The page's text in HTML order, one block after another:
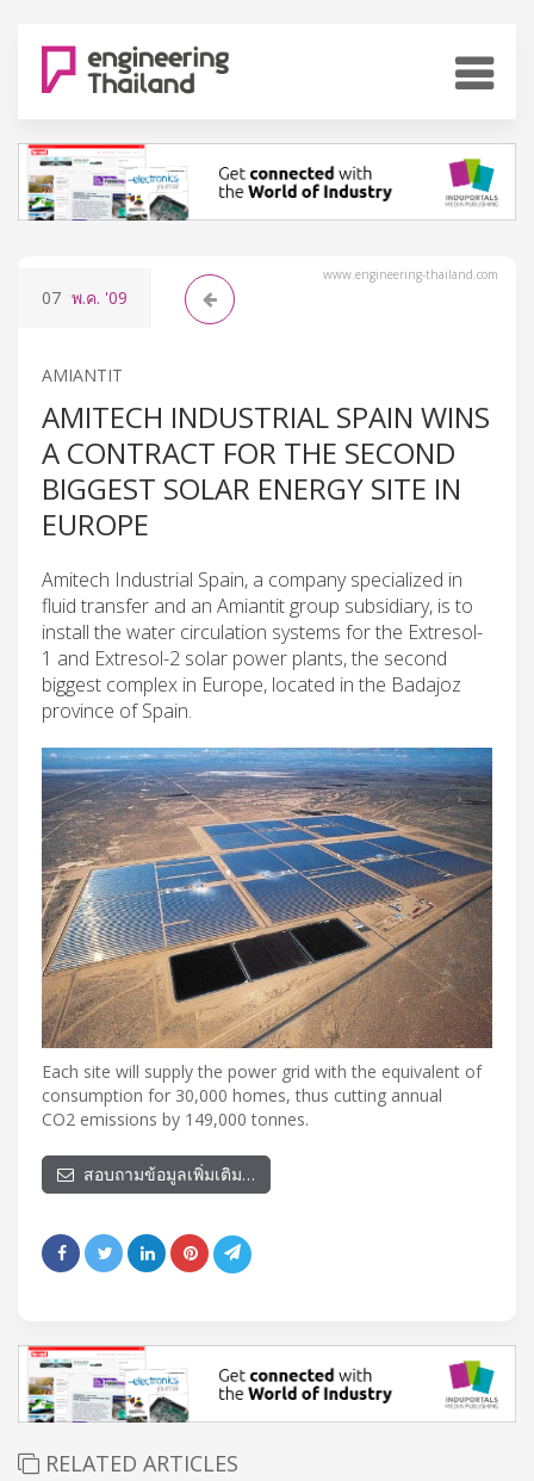
www.engineering-thailand.com
07 พ.ค. '09
AMIANTIT
AMITECH INDUSTRIAL SPAIN WINS
A CONTRACT FOR THE SECOND
BIGGEST SOLAR ENERGY SITE IN
EUROPE
Amitech Industrial Spain, a company specialized in
fluid transfer and an Amiantit group subsidiary, is to
install the water circulation systems for the Extresol-
1 and Extresol-2 solar power plants, the second
biggest complex in Europe, located in the Badajoz
province of Spain.
Each site will supply the power grid with the equivalent of
consumption for 30,000 homes, thus cutting annual
CO2 emissions by 149,000 tonnes.
สอบถามข้อมูลเพิ่มเติม…
RELATED ARTICLES